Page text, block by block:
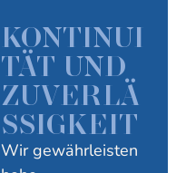
KONTINUI
TÄT UND
ZUVERLÄ
SSIGKEIT
Wir gewährleisten